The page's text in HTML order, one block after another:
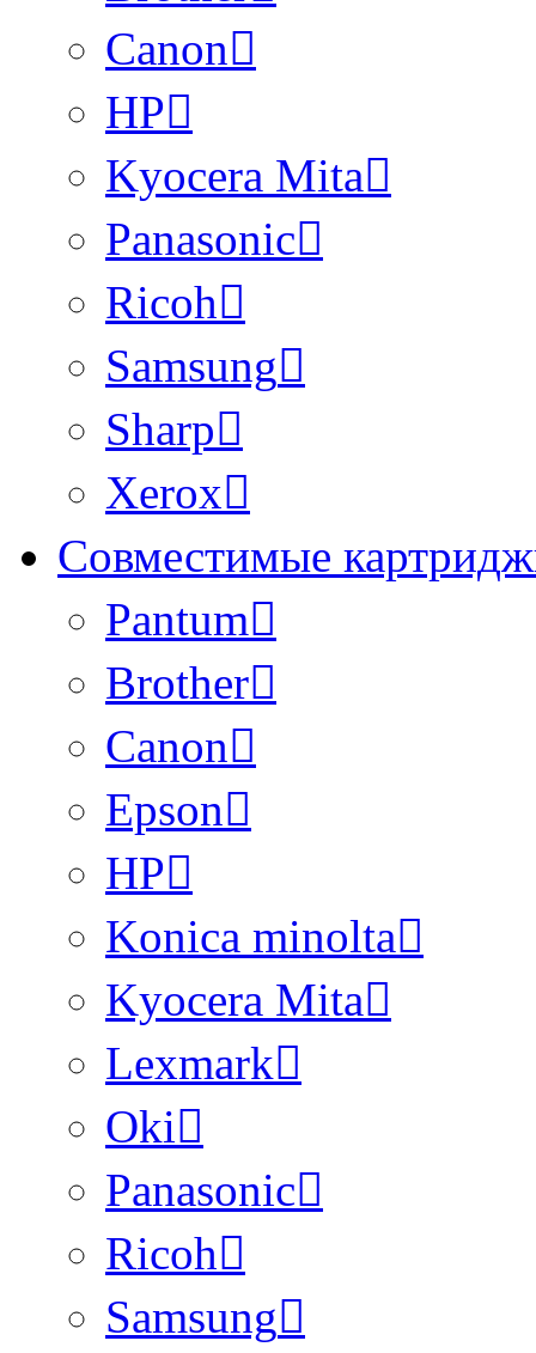
Canon
HP
Kyocera Mita
Panasonic
Ricoh
Samsung
Sharp
Xerox
Совместимые
Pantum
Brother
Canon
Epson
HP
Konica minolta
Kyocera Mita
Lexmark
Oki
Panasonic
Ricoh
Samsung